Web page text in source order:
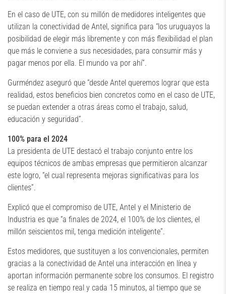
En el caso de UTE, con su millón de medidores inteligentes que
utilizan la conectividad de Antel, significa para “los uruguayos la
posibilidad de elegir más libremente y con más flexibilidad el plan
que más le conviene a sus necesidades, para consumir más y
pagar menos por ella. El mundo va por ahí”.
Gurméndez aseguró que “desde Antel queremos lograr que esta
realidad, estos beneficios bien concretos como en el caso de UTE,
se puedan extender a otras áreas como el trabajo, salud,
educación y seguridad”.
100% para el 2024
La presidenta de UTE destacó el trabajo conjunto entre los
equipos técnicos de ambas empresas que permitieron alcanzar
este logro, “el cual representa mejoras significativas para los
clientes”.
Explicó que el compromiso de UTE, Antel y el Ministerio de
Industria es que “a finales de 2024, el 100% de los clientes, el
millón seiscientos mil, tenga medición inteligente”.
Estos medidores, que sustituyen a los convencionales, permiten
gracias a la conectividad de Antel una interacción en línea y
aportan información permanente sobre los consumos. El registro
se realiza en tiempo real y cada 15 minutos, al tiempo que se